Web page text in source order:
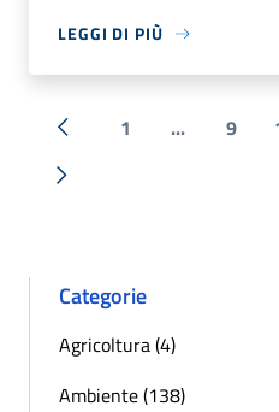
LEGGI DI PIÙ
« Precedente
1 ... 9
Successiva »
Categorie
Agricoltura (4)
Ambiente (138)